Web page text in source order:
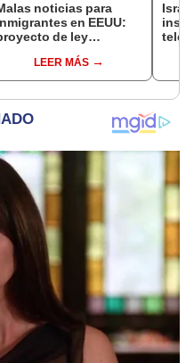
noticias para
en EEUU:
de ley
condados de Texas a
con ICE
LEER MÁS
vivo